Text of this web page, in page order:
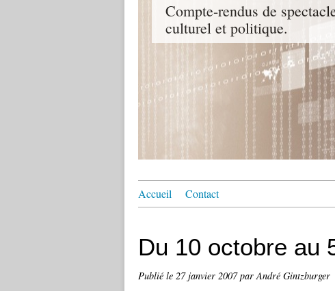
Compte-rendus de
culturel et politique.
Accueil Contact
Du 10 octobre au
Publié le 27 janvier 2007par André Gintzburger